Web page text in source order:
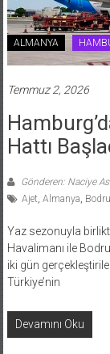
ALMANYA
Temmuz 2, 2026
Hattı
Gönderen: Naciye
Ajet Almanya
Yaz sezonuyla
Havalimanı ile
iki gün
Türkiye’nin
Devamını Oku